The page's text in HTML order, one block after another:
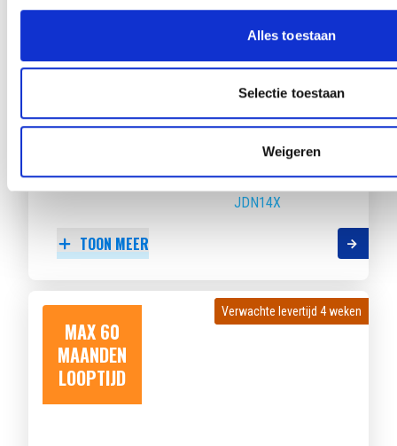
Alles toestaan
Selectie toestaan
Weigeren
LOOPTIJD
CITROËN C3
Bouwjaar 20252.895 km geredenKenteken
JDN14X
TOON MEER
MAX 60
MAANDEN
LOOPTIJD
Verwachte levertijd 4 weken
Verwachte levertijd 4 weken